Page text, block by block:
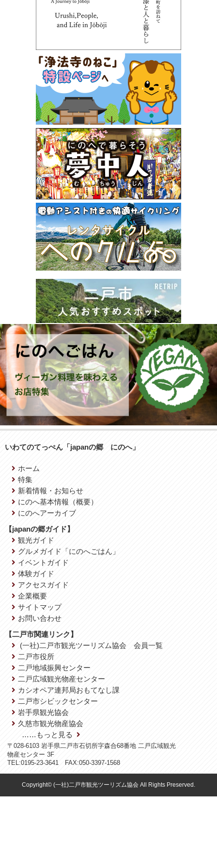
いわてのてっぺん「japanの郷 にのへ」
ホーム
特集
新着情報・お知らせ
にのへ基本情報（概要）
にのへアーカイブ
【japanの郷ガイド】
観光ガイド
グルメガイド「にのへごはん」
イベントガイド
体験ガイド
アクセスガイド
企業概要
サイトマップ
お問い合わせ
【二戸市関連リンク】
(一社)二戸市観光ツーリズム協会 会員一覧
二戸市役所
二戸地域振興センター
二戸広域観光物産センター
カシオペア連邦局おもてなし課
二戸市シビックセンター
岩手県観光協会
久慈市観光物産協会
……もっと見る
〒028-6103 岩手県二戸市石切所字森合68番地 二戸広域観光
物産センター 3F
TEL:0195-23-3641 FAX:050-3397-1568
Copyright© (一社)二戸市観光ツーリズム協会 All Rights Preserved.